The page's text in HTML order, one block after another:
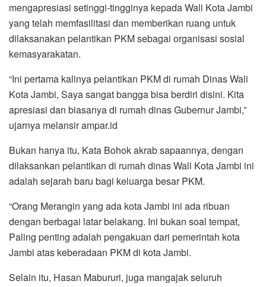
mengapresiasi setinggi-tingginya kepada Wali Kota Jambi
yang telah memfasilitasi dan memberikan ruang untuk
dilaksanakan pelantikan PKM sebagai organisasi sosial
kemasyarakatan.
“Ini pertama kalinya pelantikan PKM di rumah Dinas Wali
Kota Jambi, Saya sangat bangga bisa berdiri disini. Kita
apresiasi dan biasanya di rumah dinas Gubernur Jambi,”
ujarnya melansir ampar.id
Bukan hanya itu, Kata Bohok akrab sapaannya, dengan
dilaksankan pelantikan di rumah dinas Wali Kota Jambi ini
adalah sejarah baru bagi keluarga besar PKM.
“Orang Merangin yang ada kota Jambi ini ada ribuan
dengan berbagai latar belakang. Ini bukan soal tempat,
Paling penting adalah pengakuan dari pemerintah kota
Jambi atas keberadaan PKM di kota Jambi.
Selain itu, Hasan Mabururi, juga mangajak seluruh